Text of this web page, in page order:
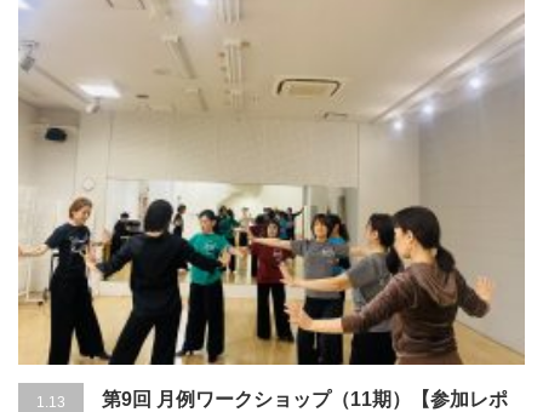
1.13
第9回 月例ワークショップ（11期）【参加レポ